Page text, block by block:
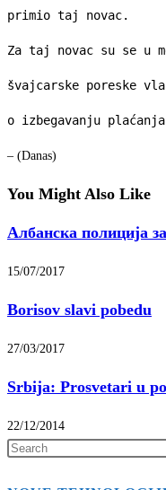
primio taj novac.
Za taj novac su se u
švajcarske poreske
o izbegavanju
– (Danas)
You Might Also Like
Албанска полиција
15/07/2017
Borisov slavi pobedu
27/03/2017
Srbija: Prosvetari u
22/12/2014